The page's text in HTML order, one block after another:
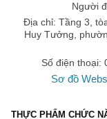
Người
Địa chỉ: Tầng 3,
Huy Tưởng,
Số điện thoại:
Sơ đồ
THỰC PHẨM CHỨC